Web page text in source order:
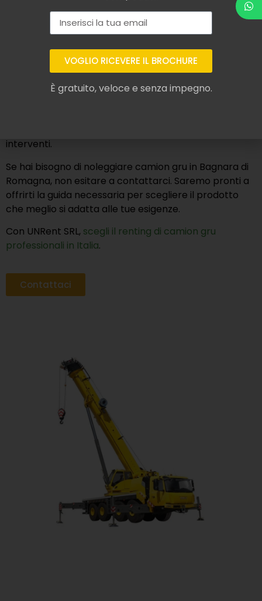
ribaltabile noleggiati a
Bagnara di Romagna
Da UNRent SRL, siamo specializzati nelservizio di
noleggio di camion con gru e ribaltabile
certificati ai più attuali standard di qualità
interventi.
Se hai bisogno di noleggiare camion gru in Bagnara di
Romagna, non esitare a contattarci. Saremo pronti a
offrirti la guida necessaria per scegliere il prodotto
che meglio si adatta alle tue esigenze.
Con UNRent SRL, scegli il renting di camion gru
professionali in Italia.
Contattaci
VOGLIO RICEVERE IL BROCHURE
È gratuito, veloce e senza impegno.